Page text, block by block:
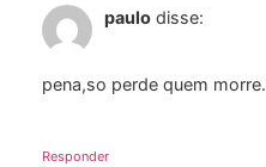
paulo disse:
pena,so perde quem morre.
Responder